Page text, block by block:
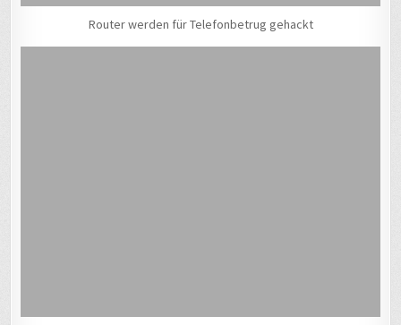
Router werden für Telefonbetrug gehackt